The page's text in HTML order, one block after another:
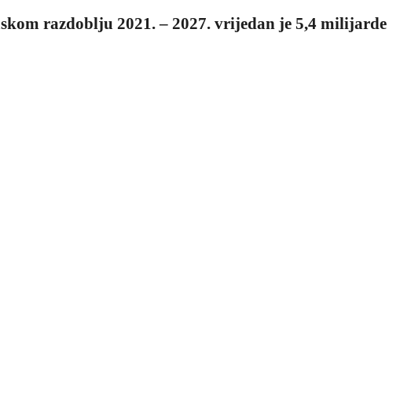
razdoblju 2021. – 2027. vrijedan je 5,4 milijarde